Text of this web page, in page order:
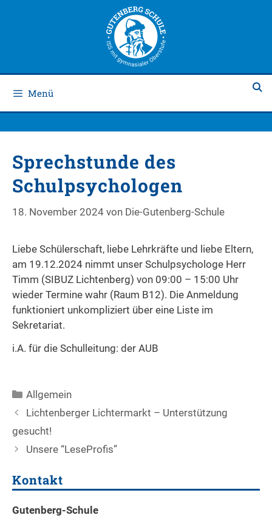
Menü
Sprechstunde des
Schulpsychologen
18. November 2024 von Die-Gutenberg-Schule
Liebe Schülerschaft, liebe Lehrkräfte und liebe Eltern,
am 19.12.2024 nimmt unser Schulpsychologe Herr
Timm (SIBUZ Lichtenberg) von 09:00 – 15:00 Uhr
wieder Termine wahr (Raum B12). Die Anmeldung
funktioniert unkompliziert über eine Liste im
Sekretariat.
i.A. für die Schulleitung: der AUB
Kategorien
Allgemein
Beitrags-
Navigation
Lichtenberger Lichtermarkt – Unterstützung
gesucht!
Unsere “LeseProfis”
Kontakt
Gutenberg-Schule